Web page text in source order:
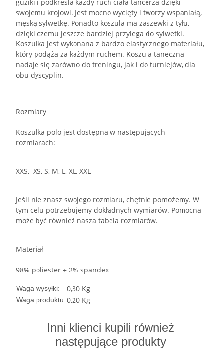
guziki i podkreśla każdy ruch ciała tancerza dzięki
swojemu krojowi. Jest mocno wycięty i tworzy wspaniałą,
męską sylwetkę. Ponadto koszula ma zaszewki z tyłu,
dzięki czemu jeszcze bardziej przylega do sylwetki.
Koszulka jest wykonana z bardzo elastycznego materiału,
który podąża za każdym ruchem. Koszula taneczna
nadaje się zarówno do treningu, jak i do turniejów, dla
obu dyscyplin.
Rozmiary
Koszulka polo jest dostępna w następujących
rozmiarach:
XXS, XS, S, M, L, XL, XXL
Jeśli nie znasz swojego rozmiaru, chętnie pomożemy. W
tym celu potrzebujemy dokładnych wymiarów. Pomocna
może być również nasza tabela rozmiarów.
Materiał
98% poliester + 2% spandex
Waga wysyłki: 0,30 Kg
Waga produktu:0,20 Kg
Inni klienci kupili również
następujące produkty